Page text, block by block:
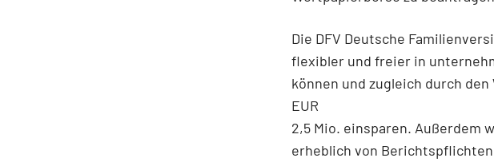
Die DFV Deutsche
flexibler und freier in
können und zugleich durch
EUR
2,5 Mio. einsparen. Außerdem
erheblich von